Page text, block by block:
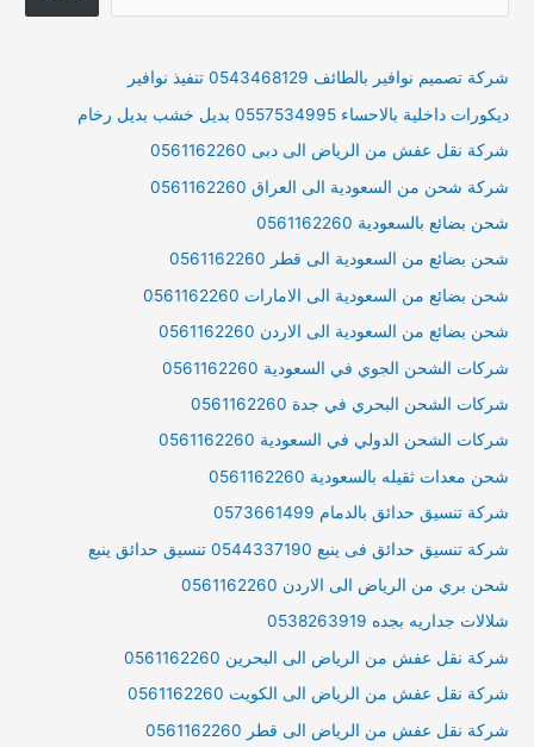
شركة تصميم نوافير بالطائف 0543468129 تنفيذ نوافير
ديكورات داخلية بالاحساء 0557534995 بديل خشب بديل رخام
شركة نقل عفش من الرياض الى دبى 0561162260
شركة شحن من السعودية الى العراق 0561162260
شحن بضائع بالسعودية 0561162260
شحن بضائع من السعودية الى قطر 0561162260
شحن بضائع من السعودية الى الامارات 0561162260
شحن بضائع من السعودية الى الاردن 0561162260
شركات الشحن الجوي في السعودية 0561162260
شركات الشحن البحري في جدة 0561162260
شركات الشحن الدولي في السعودية 0561162260
شحن معدات ثقيله بالسعودية 0561162260
شركة تنسيق حدائق بالدمام 0573661499
شركة تنسيق حدائق فى ينبع 0544337190 تنسيق حدائق ينبع
شحن بري من الرياض الى الاردن 0561162260
شلالات جداريه بجده 0538263919
شركة نقل عفش من الرياض الى البحرين 0561162260
شركة نقل عفش من الرياض الى الكويت 0561162260
شركة نقل عفش من الرياض الى قطر 0561162260